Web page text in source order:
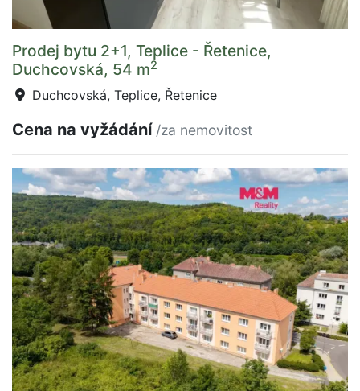
Prodej bytu 2+1, Teplice - Řetenice,
Duchcovská, 54 m2
Duchcovská, Teplice, Řetenice
Cena na vyžádání /za nemovitost